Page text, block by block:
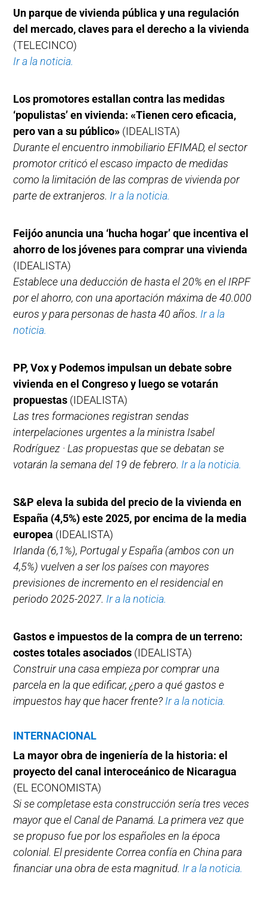
Un parque de vivienda pública y una regulación
del mercado, claves para el derecho a la vivienda
(TELECINCO)
Ir a la noticia.
Los promotores estallan contra las medidas
‘populistas’ en vivienda: «Tienen cero eficacia,
pero van a su público» (IDEALISTA)
Durante el encuentro inmobiliario EFIMAD, el sector
promotor criticó el escaso impacto de medidas
como la limitación de las compras de vivienda por
parte de extranjeros. Ir a la noticia.
Feijóo anuncia una ‘hucha hogar’ que incentiva el
ahorro de los jóvenes para comprar una vivienda
(IDEALISTA)
Establece una deducción de hasta el 20% en el IRPF
por el ahorro, con una aportación máxima de 40.000
euros y para personas de hasta 40 años. Ir a la
noticia.
PP, Vox y Podemos impulsan un debate sobre
vivienda en el Congreso y luego se votarán
propuestas (IDEALISTA)
Las tres formaciones registran sendas
interpelaciones urgentes a la ministra Isabel
Rodríguez · Las propuestas que se debatan se
votarán la semana del 19 de febrero. Ir a la noticia.
S&P eleva la subida del precio de la vivienda en
España (4,5%) este 2025, por encima de la media
europea (IDEALISTA)
Irlanda (6,1%), Portugal y España (ambos con un
4,5%) vuelven a ser los países con mayores
previsiones de incremento en el residencial en
periodo 2025-2027. Ir a la noticia.
Gastos e impuestos de la compra de un terreno:
costes totales asociados (IDEALISTA)
Construir una casa empieza por comprar una
parcela en la que edificar, ¿pero a qué gastos e
impuestos hay que hacer frente? Ir a la noticia.
INTERNACIONAL
La mayor obra de ingeniería de la historia: el
proyecto del canal interoceánico de Nicaragua
(EL ECONOMISTA)
Si se completase esta construcción sería tres veces
mayor que el Canal de Panamá. La primera vez que
se propuso fue por los españoles en la época
colonial. El presidente Correa confía en China para
financiar una obra de esta magnitud. Ir a la noticia.